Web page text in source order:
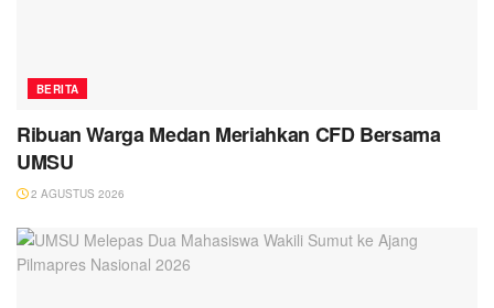
BERITA
Ribuan Warga Medan Meriahkan CFD Bersama
UMSU
2 AGUSTUS 2026